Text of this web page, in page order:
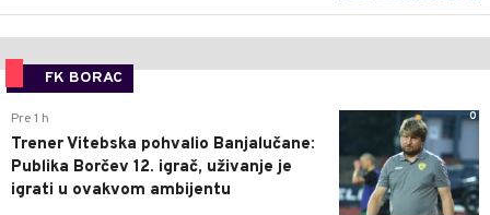
FK BORAC
0
Pre 1 h
Trener Vitebska pohvalio Banjalučane:
Publika Borčev 12. igrač, uživanje je
igrati u ovakvom ambijentu